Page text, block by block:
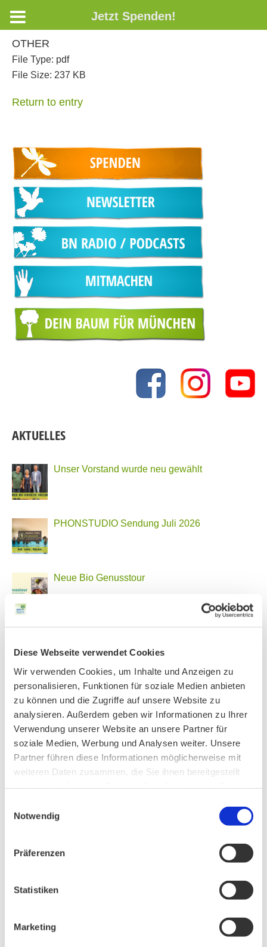
Diese Webseite verwendet Cookies
Wir verwenden Cookies, um Inhalte und Anzeigen zu
personalisieren, Funktionen für soziale Medien anbieten
zu können und die Zugriffe auf unsere Website zu
analysieren. Außerdem geben wir Informationen zu Ihrer
Verwendung unserer Website an unsere Partner für
soziale Medien, Werbung und Analysen weiter. Unsere
Partner führen diese Informationen möglicherweise mit
weiteren Daten zusammen, die Sie ihnen bereitgestellt
Notwendig
Präferenzen
Statistiken
Marketing
OTHER
File Type: pdf
File Size: 237 KB
Return to entry
AKTUELLES
Unser Vorstand wurde neu gewählt
PHONSTUDIO Sendung Juli 2026
Neue Bio Genusstour
2026
PHONSTUDIO Sendung Juni 2026
AKTIV IN STADT UND LANDKREIS MÜNCHEN:
Jetzt Spenden!